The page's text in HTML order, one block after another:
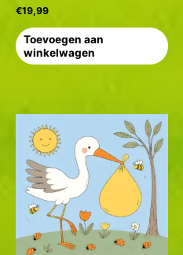
€19,99
Toevoegen aan
winkelwagen